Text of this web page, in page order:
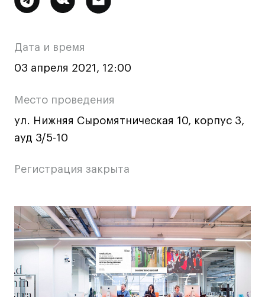
Ювелирный дизайн
Фотография и видео
Промышленный и предметный дизайн
Бизнес и маркетинг
Подготовительные курсы и творческое
развитие
ИЗО и Керамика
Онлайн-программы
Дизайн интерьера
Дизайн одежды
о
мероприятии
Дата и время
03 апреля 2021, 12:00
Место проведения
ул. Нижняя Сыромятническая 10, корпус 3,
ауд 3/5-10
Регистрация закрыта
Основная
информация
мероприятии